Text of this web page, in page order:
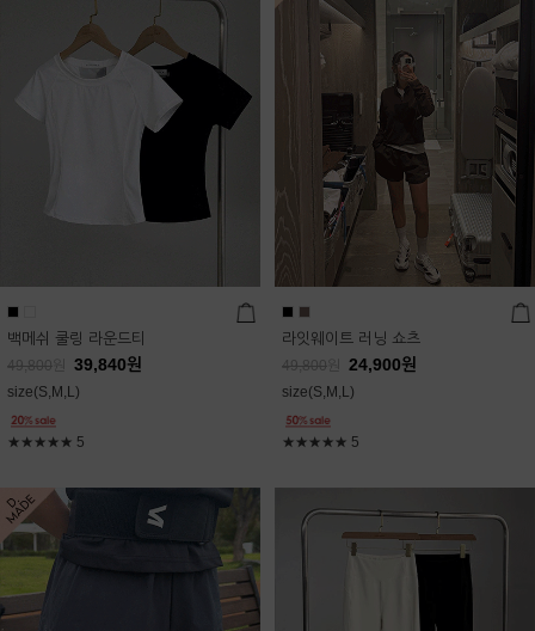
백메쉬 쿨링 라운드티
49,800 39,840원
size(S,M,L)
★★★★★ 5
라잇웨이트 러닝 쇼츠
49,800 24,900원
size(S,M,L)
★★★★★ 5